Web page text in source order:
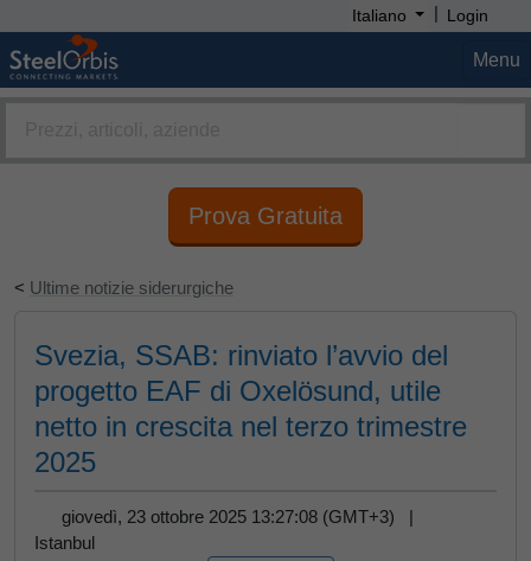
Italiano | Login
Menu
Prova Gratuita
< Ultime notizie siderurgiche
Svezia, SSAB: rinviato l’avvio del
progetto EAF di Oxelösund, utile
netto in crescita nel terzo trimestre
2025
giovedì, 23 ottobre 2025 13:27:08 (GMT+3) |
Istanbul